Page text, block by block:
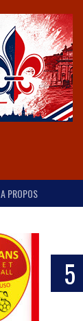
A PROPOS
5